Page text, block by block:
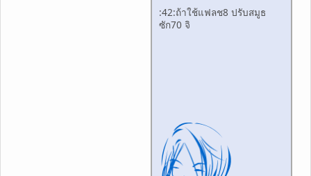
:42:ถ้าใช้แฟลช8 ปรับสมูธ
ซัก70 จิ